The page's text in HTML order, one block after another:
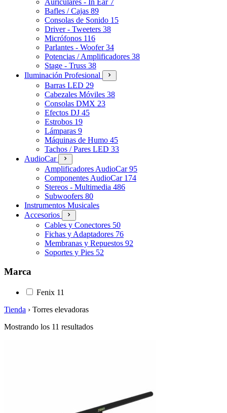
Bafles / Cajas 89
Consolas de Sonido 15
Driver - Tweeters 38
Micrófonos 116
Parlantes - Woofer34
Potencias / Amplificadores 38
Stage - Truss 38
Iluminación Profesional
Barras LED 29
Cabezales Móviles 38
Consolas DMX 23
Efectos DJ 45
Estrobos 19
Lámparas 9
Máquinas de Humo 45
Tachos / Pares LED 33
AudioCar
Amplificadores AudioCar95
Componentes AudioCar 174
Stereos - Multimedia 486
Subwoofers 80
Instrumentos Musicales
Accesorios
Cables y Conectores 50
Fichas y Adaptadores 76
Membranas y Repuestos 92
Soportes y Pies 52
Marca
Fenix 11
Tienda › Torres elevadoras
Mostrando los 11 resultados